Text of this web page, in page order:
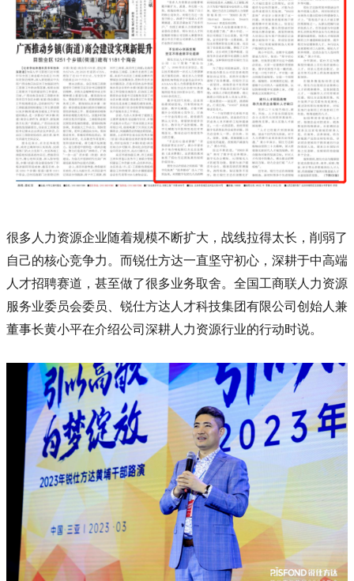
很多人力资源企业随着规模不断扩大，战线拉得太长，削弱了
自己的核心竞争力。而锐仕方达一直坚守初心，深耕于中高端
人才招聘赛道，甚至做了很多业务取舍。全国工商联人力资源
服务业委员会委员、锐仕方达人才科技集团有限公司创始人兼
董事长黄小平在介绍公司深耕人力资源行业的行动时说。